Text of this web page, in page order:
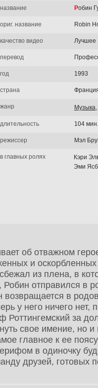
название Робин
ориг. название Robin
качество видео Лучшее
перевод
год 1993
страна
жанр Музыка,
длительность 104 мин.
режиссер Мэл
в главных ролях
Кэри
Эми
об отважном
и
из плена, в
Робин отправился в
в
у него ничего нет,
за
свое имение, но
главное к ее
в одиночку
друзей, готовых